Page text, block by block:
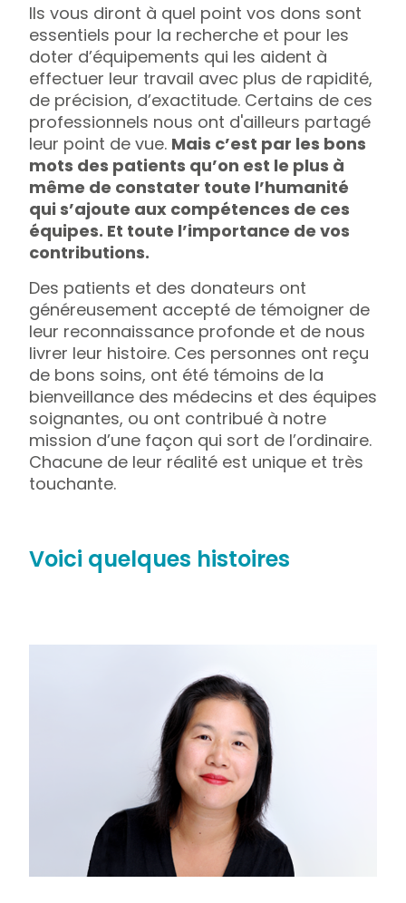
Ils vous diront à quel point vos dons sont
essentiels pour la recherche et pour les
doter d’équipements qui les aident à
effectuer leur travail avec plus de rapidité,
de précision, d’exactitude. Certains de ces
professionnels nous ont d'ailleurs partagé
leur point de vue. Mais c’est par les bons
mots des patients qu’on est le plus à
même de constater toute l’humanité
qui s’ajoute aux compétences de ces
équipes. Et toute l’importance de vos
contributions.
Des patients et des donateurs ont
généreusement accepté de témoigner de
leur reconnaissance profonde et de nous
livrer leur histoire. Ces personnes ont reçu
de bons soins, ont été témoins de la
bienveillance des médecins et des équipes
soignantes, ou ont contribué à notre
mission d’une façon qui sort de l’ordinaire.
Chacune de leur réalité est unique et très
touchante.
Voici quelques histoires